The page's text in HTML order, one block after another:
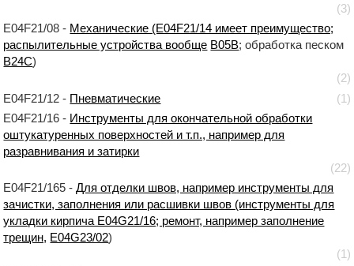
(3)
E04F21/08 - Механические (E04F21/14 имеет преимущество;
распылительные устройства вообще B05B; обработка песком
B24C)
(2)
E04F21/12 - Пневматические
(1)
E04F21/16 - Инструменты для окончательной обработки
оштукатуренных поверхностей и т.п., например для
разравнивания и затирки
(22)
E04F21/165 -Для отделки швов, например инструменты для
зачистки, заполнения или расшивки швов (инструменты для
укладки кирпича E04G21/16; ремонт, например заполнение
трещин, E04G23/02)
(1)